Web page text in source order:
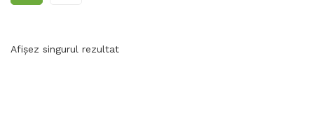
Afișez singurul rezultat